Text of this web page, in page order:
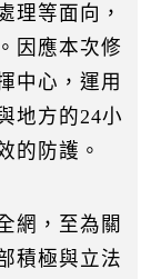
理等面向，
因應本次修
中心，運用
地方的24小
的防護。
網，至為關
積極與立法